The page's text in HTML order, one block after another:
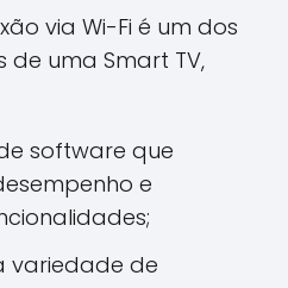
via Wi-Fi é um dos
uma Smart TV,
software que
e
variedade de